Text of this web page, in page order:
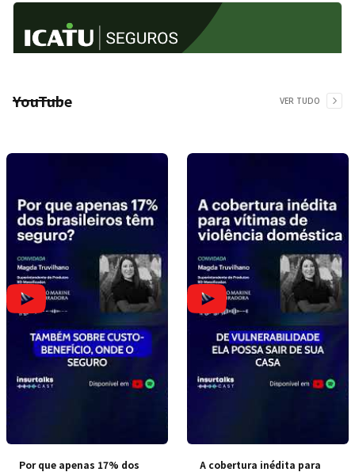
YouTube VER TUDO
Por que apenas 17% dos
A cobertura inédita para